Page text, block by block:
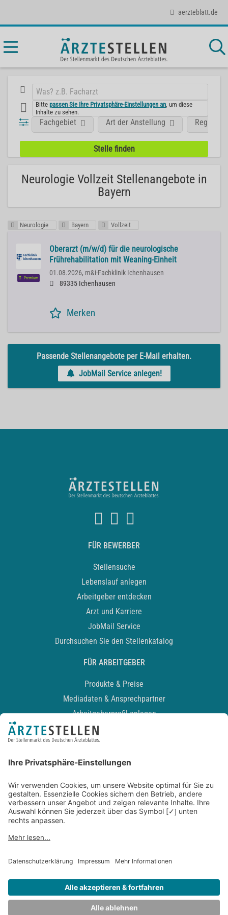
aerzteblatt.de
Bittepassen Sie Ihre Privatsphäre-Einstellungen an , um diese
Inhalte zu sehen.
Fachgebiet Art der Anstellung Region
Neurologie Vollzeit Stellenangebote in
Bayern
Neurologie Bayern Vollzeit
Premium
Oberarzt (m/w/d) für die neurologische
Frührehabilitation mit Weaning-Einheit
01.08.2026, m&i-Fachklinik Ichenhausen
89335 Ichenhausen
Merken
Passende Stellenangebote per E-Mail erhalten.
JobMail Service anlegen!
FÜR BEWERBER
Stellensuche
Lebenslauf anlegen
Arbeitgeber entdecken
Arzt und Karriere
JobMail Service
Durchsuchen Sie den Stellenkatalog
FÜR ARBEITGEBER
Produkte & Preise
Mediadaten & Ansprechpartner
Arbeitgeberprofil anlegen
Recruiting-Podcast
Kontakt
Datenschutz
Newsletter